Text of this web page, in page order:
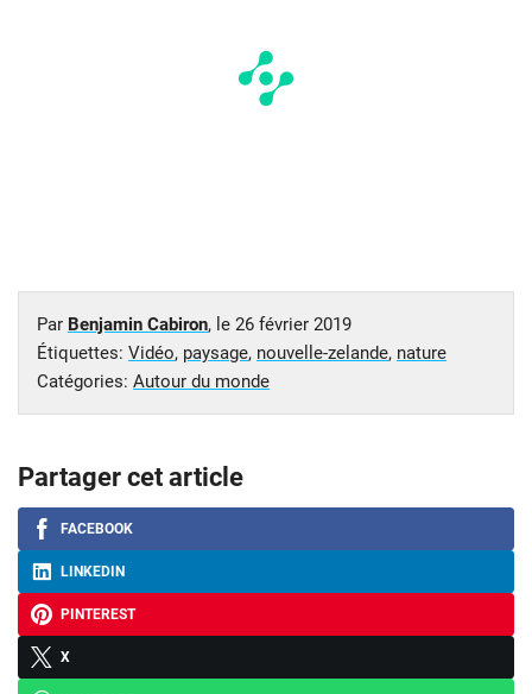
Par Benjamin Cabiron, le 26 février 2019
Étiquettes: Vidéo, paysage, nouvelle-zelande, nature
Catégories: Autour du monde
Partager cet article
FACEBOOK
LINKEDIN
PINTEREST
X